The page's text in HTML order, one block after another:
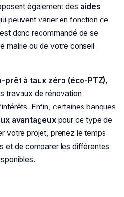
également des aides
peuvent varier en fonction de
donc recommandé de se
mairie ou de votre conseil
prêt à taux zéro (éco-PTZ),
travaux de rénovation
Enfin, certaines banques
avantageuxpour ce type de
votre projet, prenez le temps
et de comparer les différentes